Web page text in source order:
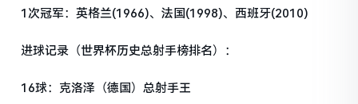
1次冠军：英格兰(1966)、法国(1998)、西班牙(2010)
进球记录（世界杯历史总射手榜排名）：
16球：克洛泽（德国）总射手王